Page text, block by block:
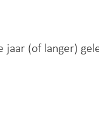
jaar (of langer)